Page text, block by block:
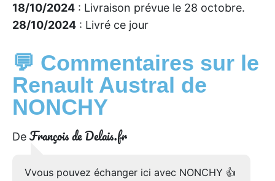
18/10/2024 : Livraison prévue le 28 octobre.
28/10/2024 : Livré ce jour
💬 Commentaires sur le
Renault Austral de
NONCHY
De François de Delais.fr
Vvous pouvez échanger ici avec NONCHY 👍